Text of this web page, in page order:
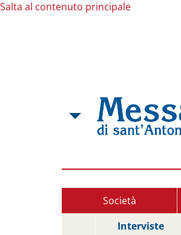
Salta al contenuto principale
Società
Interviste